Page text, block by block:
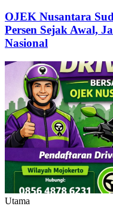
OJEK Nusantara
Persen Sejak Awal,
Nasional
Utama